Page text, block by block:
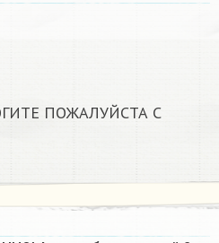
ПОЖАЛУЙСТА С